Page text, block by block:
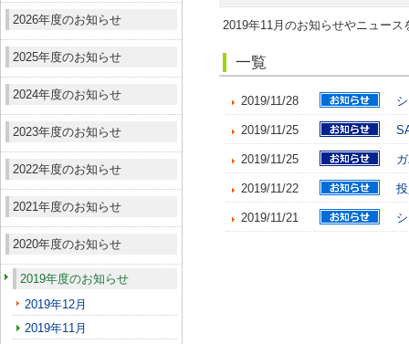
2026年度のお知らせ
2025年度のお知らせ
2024年度のお知らせ
2023年度のお知らせ
2022年度のお知らせ
2021年度のお知らせ
2020年度のお知らせ
2019年度のお知らせ
2019年12月
2019年11月
2019年11月のお知らせやニュース
一覧
2019/11/28
2019/11/25
2019/11/25
2019/11/22
2019/11/21